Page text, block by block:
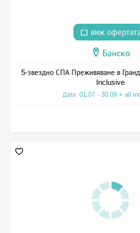
виж
Банско
5-звездно СПА Преживяване в
Inclusive
Дата: 01.07 - 30.09 + all